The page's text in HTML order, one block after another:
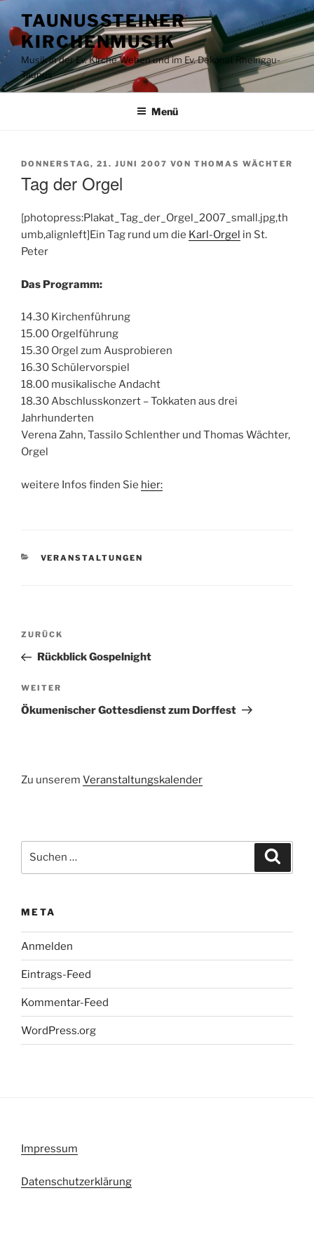
Inhalt
springen
TAUNUSSTEINER
KIRCHENMUSIK
Musik in der Ev. Kirche Wehen und im Ev. Dekanat Rheingau-
Taunus
Menü
VERÖFFENTLICHT
DONNERSTAG, 21. JUNI 2007 VON THOMAS WÄCHTER
Tag der Orgel
[photopress:Plakat_Tag_der_Orgel_2007_small.jpg,th
umb,alignleft]Ein Tag rund um die Karl-Orgel in St.
Peter
Das Programm:
14.30 Kirchenführung
15.00 Orgelführung
15.30 Orgel zum Ausprobieren
16.30 Schülervorspiel
18.00 musikalische Andacht
18.30 Abschlusskonzert – Tokkaten aus drei
Jahrhunderten
Verena Zahn, Tassilo Schlenther und Thomas Wächter,
Orgel
weitere Infos finden Sie hier:
KATEGORIEN
VERANSTALTUNGEN
Beitragsnavigation
Vorheriger
Beitrag
ZURÜCK
Rückblick Gospelnight
Nächster
Beitrag
WEITER
Ökumenischer Gottesdienst zum Dorffest
Zu unserem Veranstaltungskalender
nach:
META
Anmelden
Eintrags-Feed
Kommentar-Feed
WordPress.org
Impressum
Datenschutzerklärung